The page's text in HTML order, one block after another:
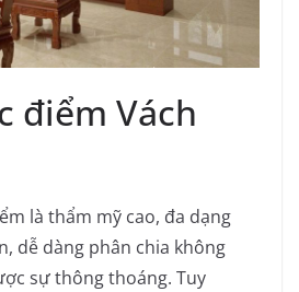
điểm Vách
là thẩm mỹ cao, đa dạng
dễ dàng phân chia không
sự thông thoáng. Tuy